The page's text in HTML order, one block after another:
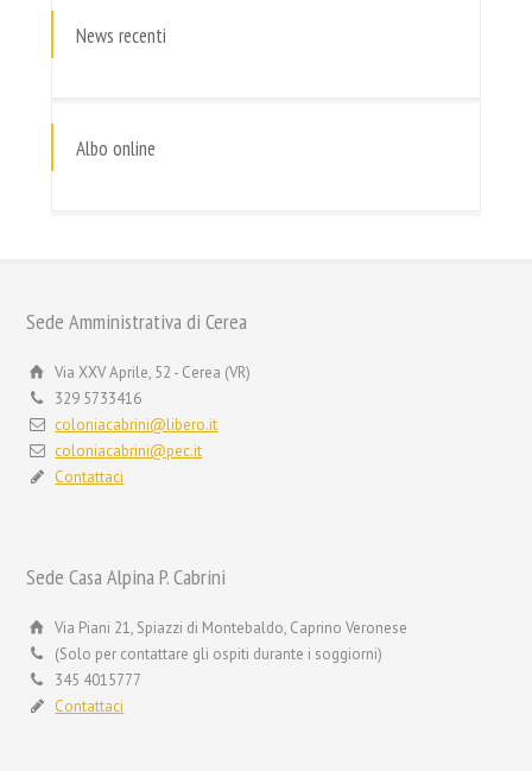
News recenti
Albo online
Sede Amministrativa di Cerea
Via XXV Aprile, 52 - Cerea (VR)
329 5733416
coloniacabrini@libero.it
coloniacabrini@pec.it
Contattaci
Sede Casa Alpina P. Cabrini
Via Piani 21, Spiazzi di Montebaldo, Caprino Veronese
(Solo per contattare gli ospiti durante i soggiorni)
345 4015777
Contattaci